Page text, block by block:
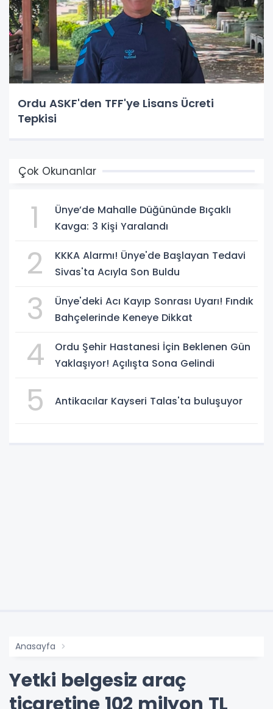
Ordu ASKF'den TFF'ye Lisans Ücreti
Tepkisi
Çok Okunanlar
1
Ünye’de Mahalle Düğününde Bıçaklı
Kavga: 3 Kişi Yaralandı
2
KKKA Alarmı! Ünye'de Başlayan Tedavi
Sivas'ta Acıyla Son Buldu
3
Ünye'deki Acı Kayıp Sonrası Uyarı! Fındık
Bahçelerinde Keneye Dikkat
4
Ordu Şehir Hastanesi İçin Beklenen Gün
Yaklaşıyor! Açılışta Sona Gelindi
5 Antikacılar Kayseri Talas'ta buluşuyor
Anasayfa
Yetki belgesiz araç